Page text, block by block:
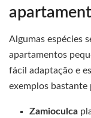
Algumas espécies
apartamentos
fácil adaptação e
exemplos bastante
Zamioculca